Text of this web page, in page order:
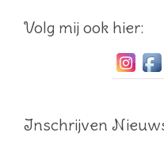
Volg mij ook hier:
Inschrijven